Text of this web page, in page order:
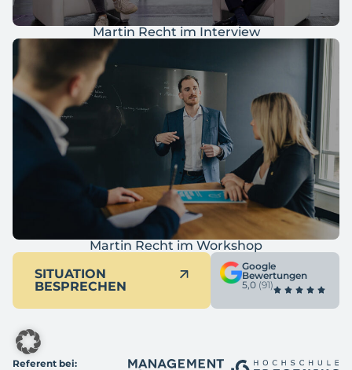
Martin Recht im Interview
Martin Recht im Workshop
SITUATION
BESPRECHEN
Google
Bewertungen
5,0 (91)
Referent bei: